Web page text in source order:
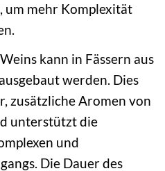
um mehr Komplexität
kann in Fässern aus
werden. Dies
zusätzliche Aromen von
unterstützt die
und
Die Dauer des